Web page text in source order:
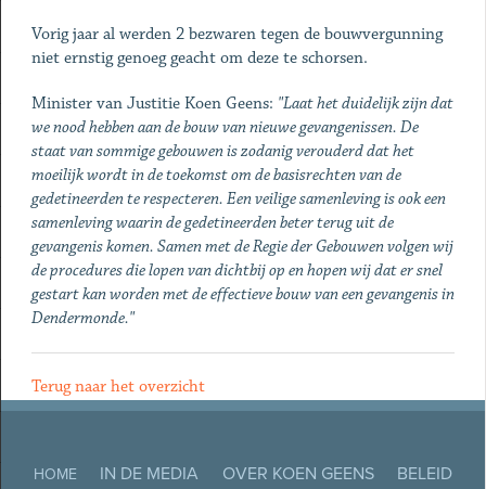
Vorig jaar al werden 2 bezwaren tegen de bouwvergunning
niet ernstig genoeg geacht om deze te schorsen.
Minister van Justitie Koen Geens: "Laat het duidelijk zijn dat
we nood hebben aan de bouw van nieuwe gevangenissen. De
staat van sommige gebouwen is zodanig verouderd dat het
moeilijk wordt in de toekomst om de basisrechten van de
gedetineerden te respecteren. Een veilige samenleving is ook een
samenleving waarin de gedetineerden beter terug uit de
gevangenis komen. Samen met de Regie der Gebouwen volgen wij
de procedures die lopen van dichtbij op en hopen wij dat er snel
gestart kan worden met de effectieve bouw van een gevangenis in
Dendermonde."
Terug naar het overzicht
HOME IN DE MEDIA OVER KOEN GEENS
BELEID